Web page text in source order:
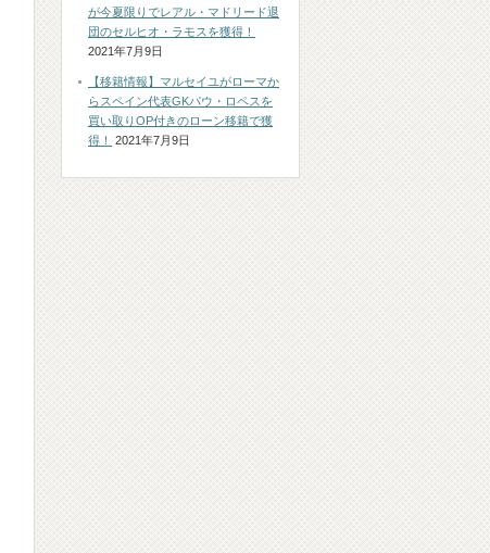
が今夏限りでレアル・マドリード退
団のセルヒオ・ラモスを獲得！
2021年7月9日
【移籍情報】マルセイユがローマか
らスペイン代表GKパウ・ロペスを
買い取りOP付きのローン移籍で獲
得！
2021年7月9日